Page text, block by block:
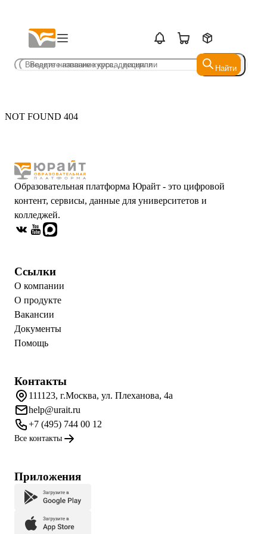
Найти
Найти
NOT FOUND 404
Образовательная платформа Юрайт - это цифровой
контент, сервисы, данные для университетов и
колледжей.
Ссылки
О компании
О продукте
Вакансии
Документы
Помощь
Контакты
111123, г.Москва, ул. Плеханова, 4а
help@urait.ru
+7 (495) 744 00 12
Все контакты
Приложения